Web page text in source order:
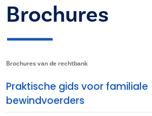
Brochures
Brochures van de rechtbank
Praktische gids voor familiale
bewindvoerders